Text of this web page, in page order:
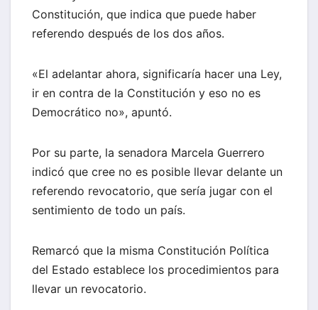
Constitución, que indica que puede haber
referendo después de los dos años.
«El adelantar ahora, significaría hacer una Ley,
ir en contra de la Constitución y eso no es
Democrático no», apuntó.
Por su parte, la senadora Marcela Guerrero
indicó que cree no es posible llevar delante un
referendo revocatorio, que sería jugar con el
sentimiento de todo un país.
Remarcó que la misma Constitución Política
del Estado establece los procedimientos para
llevar un revocatorio.